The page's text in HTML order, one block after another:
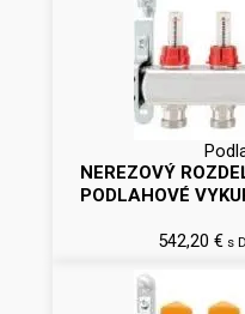
NEREZOVÝ
PODLAHOVÉ
542,20 € s